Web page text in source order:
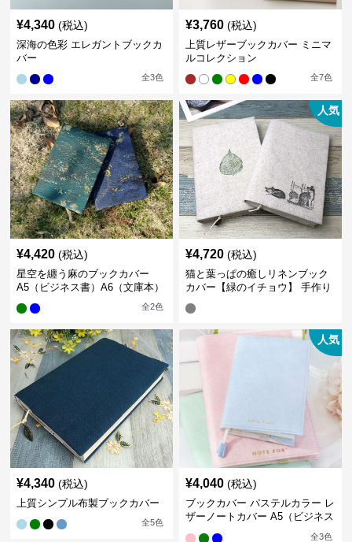
¥4,340 (税込)
深海の色彩 エレガントブックカ
バー
全3色
¥3,760 (税込)
上質レザーブックカバー ミニマ
ルコレクション
全7色
¥4,420 (税込)
星空を纏う麻のブックカバー
A5（ビジネス書）A6（文庫本）
全2色
人気
¥4,720 (税込)
猫と葉っぱの癒しリネンブック
カバー【緑のイチョウ】 手作り
¥4,340 (税込)
上質シンプル布製ブックカバー
全5色
人気
¥4,040 (税込)
ブックカバー パステルカラー レ
ザーノートカバー A5（ビジネス
全3色